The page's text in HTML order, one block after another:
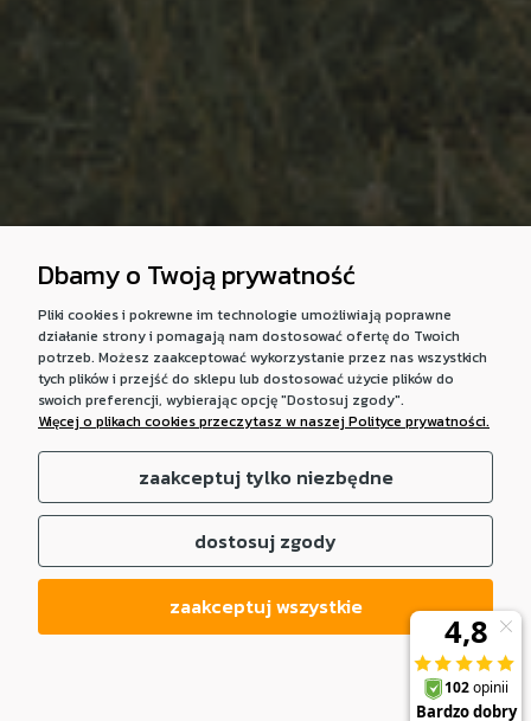
Dbamy o Twoją prywatność
Pliki cookies i pokrewne im technologie umożliwiają poprawne
działanie strony i pomagają nam dostosować ofertę do Twoich
potrzeb. Możesz zaakceptować wykorzystanie przez nas wszystkich
tych plików i przejść do sklepu lub dostosować użycie plików do
swoich preferencji, wybierając opcję "Dostosuj zgody".
Więcej o plikach cookies przeczytasz w naszej Polityce prywatności.
zaakceptuj tylko niezbędne
dostosuj zgody
zaakceptuj wszystkie